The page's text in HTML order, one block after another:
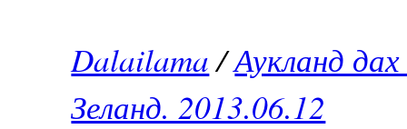
Dalailama/Аукланд
Зеланд. 2013.06.12